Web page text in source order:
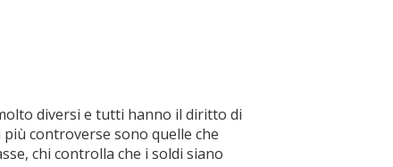
diversi e tutti hanno il diritto di
controverse sono quelle che
chi controlla che i soldi siano